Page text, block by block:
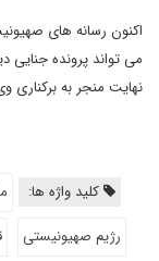
اکنون رسانه های
می تواند پرونده جنایی
نهایت منجر به برکناری
کلید واژه ها:
رژیم صهیونیستی